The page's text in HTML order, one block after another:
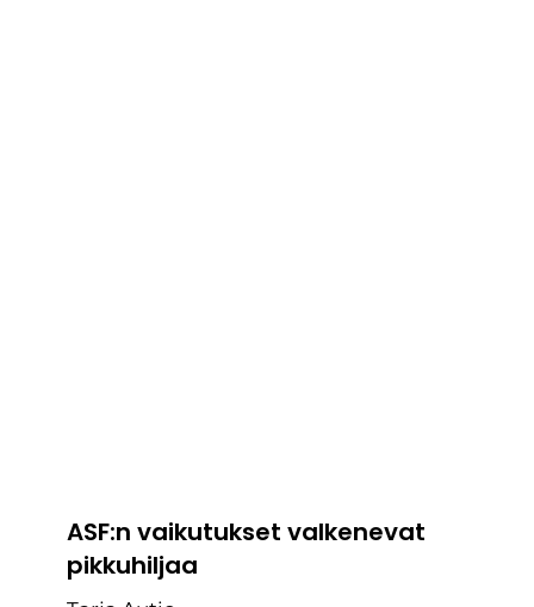
ASF:n vaikutukset valkenevat
pikkuhiljaa